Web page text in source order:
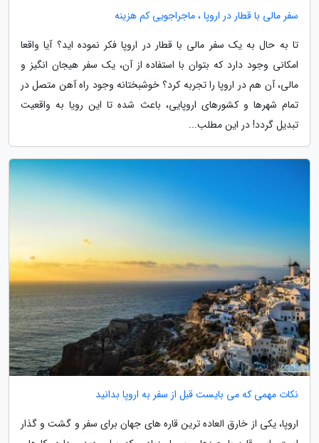
سفر مالی با قطار در اروپا ، ماجراجویی کم هزینه
تا به حال به یک سفر مالی با قطار در اروپا فکر نموده اید؟ آیا واقعا
امکانی وجود دارد که بتوان با استفاده از آن، یک سفر هیجان انگیز و
مالی، آن هم در اروپا را تجربه کرد؟ خوشبختانه وجود راه آهن متصل در
تمام شهرها و کشورهای اروپایی، باعث شده تا این رویا به واقعیت
تبدیل گردد! در این مطلب...
نکات مهمی که می بایست قبل از سفر به اروپا بدانید
اروپا، یکی از خارق العاده ترین قاره های جهان برای سفر و گشت و گذار